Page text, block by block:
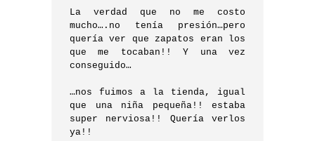
La verdad que no me costo
mucho….no tenía presión…pero
quería ver que zapatos eran los
que me tocaban!! Y una vez
conseguido…
…nos fuimos a la tienda, igual
que una niña pequeña!! estaba
super nerviosa!! Quería verlos
ya!!